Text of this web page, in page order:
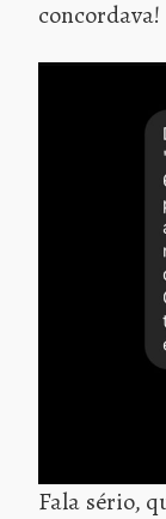
concordava!
Fala sério,